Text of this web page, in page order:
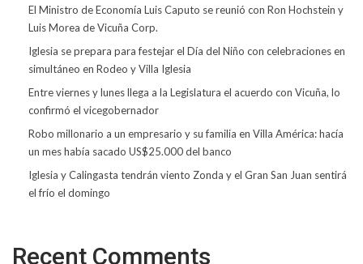
El Ministro de Economía Luis Caputo se reunió con Ron Hochstein y
Luis Morea de Vicuña Corp.
Iglesia se prepara para festejar el Día del Niño con celebraciones en
simultáneo en Rodeo y Villa Iglesia
Entre viernes y lunes llega a la Legislatura el acuerdo con Vicuña, lo
confirmó el vicegobernador
Robo millonario a un empresario y su familia en Villa América: hacía
un mes había sacado US$25.000 del banco
Iglesia y Calingasta tendrán viento Zonda y el Gran San Juan sentirá
el frío el domingo
Recent Comments